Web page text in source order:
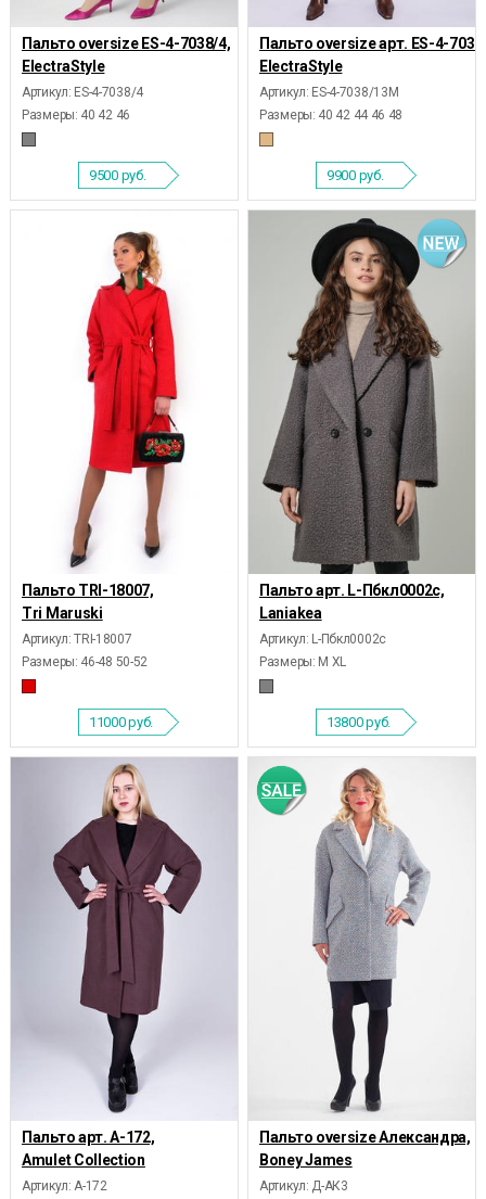
Пальто oversize ES-4-7038/4,
ElectraStyle
Артикул: ES-4-7038/4
Размеры: 40 42 46
9500 руб.
Пальто oversize арт. ES-4-
ElectraStyle
Артикул: ES-4-7038/13М
Размеры: 40 42 44 46 48
9900 руб.
Пальто TRI-18007,
Tri Maruski
Артикул: TRI-18007
Размеры: 46-48 50-52
11000руб.
Пальто арт. L-Пбкл0002с,
Laniakea
Артикул: L-Пбкл0002с
Размеры: M XL
13800руб.
Пальто арт. А-172,
Amulet Collection
Артикул: А-172
Пальто oversize Александра,
Boney James
Артикул: Д-АК3